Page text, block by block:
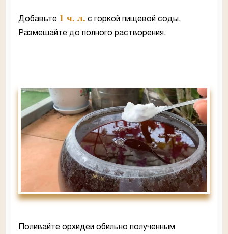
Добавьте 1 ч. л. с горкой пищевой соды.
Размешайте до полного растворения.
Поливайте орхидеи обильно полученным